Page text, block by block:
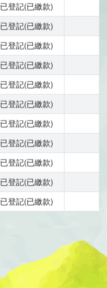
已登記(已繳款)
已登記(已繳款)
已登記(已繳款)
已登記(已繳款)
已登記(已繳款)
已登記(已繳款)
已登記(已繳款)
已登記(已繳款)
已登記(已繳款)
已登記(已繳款)
已登記(已繳款)